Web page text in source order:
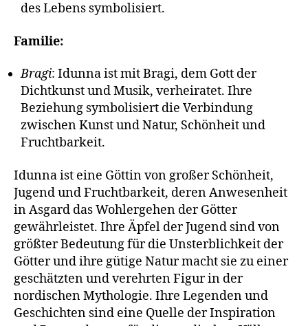
des Lebens symbolisiert.
Familie:
Bragi: Idunna ist mit Bragi, dem Gott der
Dichtkunst und Musik, verheiratet. Ihre
Beziehung symbolisiert die Verbindung
zwischen Kunst und Natur, Schönheit und
Fruchtbarkeit.
Idunna ist eine Göttin von großer Schönheit,
Jugend und Fruchtbarkeit, deren Anwesenheit
in Asgard das Wohlergehen der Götter
gewährleistet. Ihre Äpfel der Jugend sind von
größter Bedeutung für die Unsterblichkeit der
Götter und ihre gütige Natur macht sie zu einer
geschätzten und verehrten Figur in der
nordischen Mythologie. Ihre Legenden und
Geschichten sind eine Quelle der Inspiration